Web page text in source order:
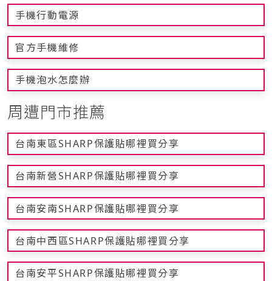
手機行動電源
官方手機維修
手機泡水怎麼辦
周遭門市推薦
台南東區SHARP保護貼哪裡買分享
台南新營SHARP保護貼哪裡買分享
台南安南SHARP保護貼哪裡買分享
台南中西區SHARP保護貼哪裡買分享
台南安平SHARP保護貼哪裡買分享